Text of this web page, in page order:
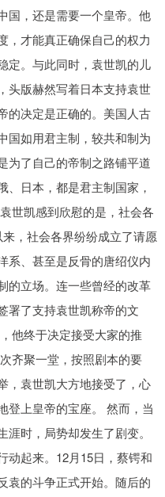
国，还是需要一个皇帝。他
，才能真正确保自己的权力
定。与此同时，袁世凯的儿
头版赫然写着日本支持袁世
的决定是正确的。美国人古
国如用君主制，较共和制为
为了自己的帝制之路铺平道
日本，都是君主制国家，
世凯感到欣慰的是，社会各
，社会各界纷纷成立了请愿
系、甚至是反骨的唐绍仪内
的立场。连一些曾经的改革
署了支持袁世凯称帝的文
他终于决定接受大家的推
齐聚一堂，按照剧本的要
，袁世凯大方地接受了，心
登上皇帝的宝座。 然而，当
时，局势却发生了剧变。
动起来。12月15日，蔡锷和
袁的斗争正式开始。随后的